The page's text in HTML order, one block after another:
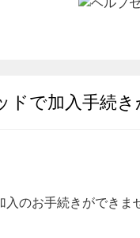
ドで加入手続
のお手続きができま